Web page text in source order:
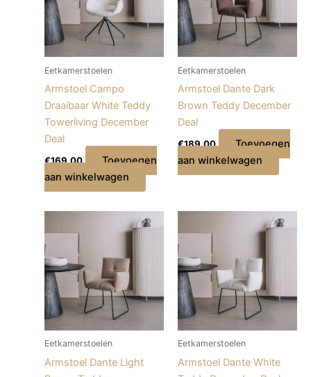
Eetkamerstoelen
Armstoel Campo
Draaibaar White Teddy
Towerliving December
Deal
€169,00
Toevoegen
aan winkelwagen
Eetkamerstoelen
Armstoel Dante Dark
Brown Teddy December
Deal
€189,00
Toevoegen
aan winkelwagen
Eetkamerstoelen
Armstoel Dante Light
Eetkamerstoelen
Armstoel Dante White